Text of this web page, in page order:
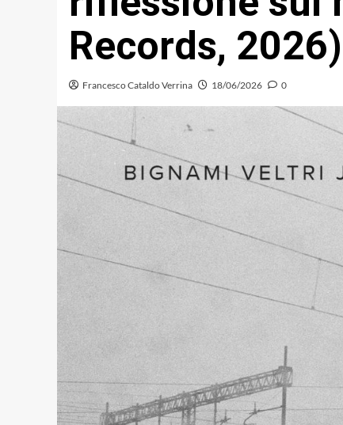
Records, 2026)
Francesco Cataldo Verrina 18/06/2026 0